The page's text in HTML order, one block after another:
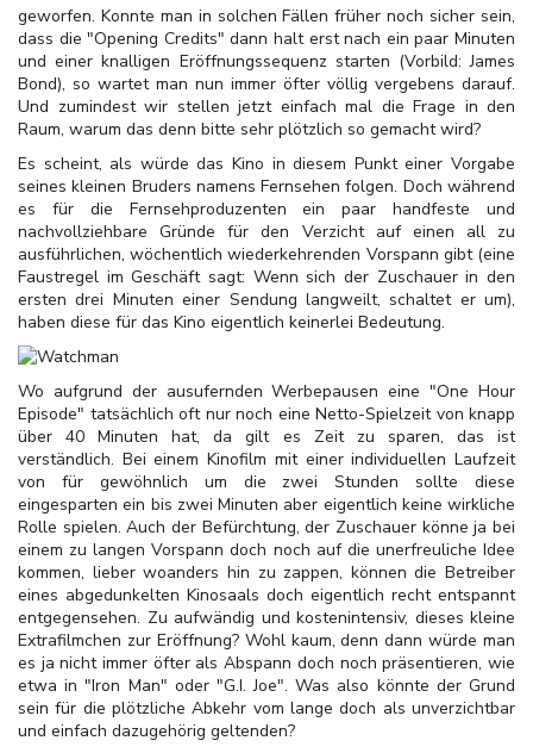
geworfen. Konnte man in solchen Fällen früher noch sicher sein,
dass die "Opening Credits" dann halt erst nach ein paar Minuten
und einer knalligen Eröffnungssequenz starten (Vorbild: James
Bond), so wartet man nun immer öfter völlig vergebens darauf.
Und zumindest wir stellen jetzt einfach mal die Frage in den
Raum, warum das denn bitte sehr plötzlich so gemacht wird?
Es scheint, als würde das Kino in diesem Punkt einer Vorgabe
seines kleinen Bruders namens Fernsehen folgen. Doch während
es für die Fernsehproduzenten ein paar handfeste und
nachvollziehbare Gründe für den Verzicht auf einen all zu
ausführlichen, wöchentlich wiederkehrenden Vorspann gibt (eine
Faustregel im Geschäft sagt: Wenn sich der Zuschauer in den
ersten drei Minuten einer Sendung langweilt, schaltet er um),
haben diese für das Kino eigentlich keinerlei Bedeutung.
Wo aufgrund der ausufernden Werbepausen eine "One Hour
Episode" tatsächlich oft nur noch eine Netto-Spielzeit von knapp
über 40 Minuten hat, da gilt es Zeit zu sparen, das ist
verständlich. Bei einem Kinofilm mit einer individuellen Laufzeit
von für gewöhnlich um die zwei Stunden sollte diese
eingesparten ein bis zwei Minuten aber eigentlich keine wirkliche
Rolle spielen. Auch der Befürchtung, der Zuschauer könne ja bei
einem zu langen Vorspann doch noch auf die unerfreuliche Idee
kommen, lieber woanders hin zu zappen, können die Betreiber
eines abgedunkelten Kinosaals doch eigentlich recht entspannt
entgegensehen. Zu aufwändig und kostenintensiv, dieses kleine
Extrafilmchen zur Eröffnung? Wohl kaum, denn dann würde man
es ja nicht immer öfter als Abspann doch noch präsentieren, wie
etwa in "Iron Man" oder "G.I. Joe". Was also könnte der Grund
sein für die plötzliche Abkehr vom lange doch als unverzichtbar
und einfach dazugehörig geltenden?